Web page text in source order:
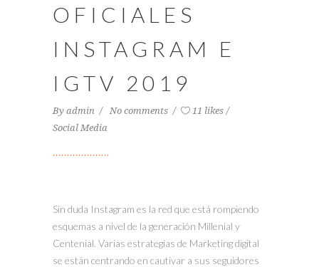
OFICIALES
INSTAGRAM E
IGTV 2019
By admin No comments
11 likes
Social Media
Sin duda Instagram es la red que está rompiendo
esquemas a nivel de la generación Millenial y
Centenial. Varias estrategias de Marketing digital
se están centrando en cautivar a sus seguidores